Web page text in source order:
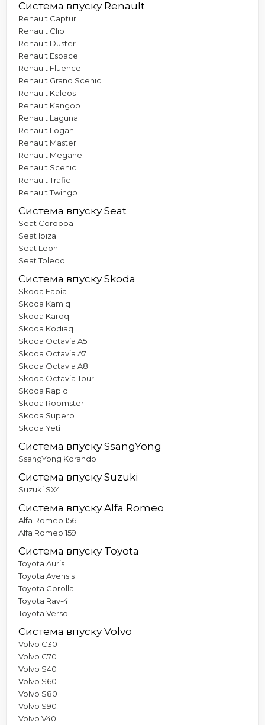
Система впуску Renault
Renault Captur
Renault Clio
Renault Duster
Renault Espace
Renault Fluence
Renault Grand Scenic
Renault Kaleos
Renault Kangoo
Renault Laguna
Renault Logan
Renault Master
Renault Megane
Renault Scenic
Renault Trafic
Renault Twingo
Система впуску Seat
Seat Cordoba
Seat Ibiza
Seat Leon
Seat Toledo
Система впуску Skoda
Skoda Fabia
Skoda Kamiq
Skoda Karoq
Skoda Kodiaq
Skoda Octavia A5
Skoda Octavia A7
Skoda Octavia A8
Skoda Octavia Tour
Skoda Rapid
Skoda Roomster
Skoda Superb
Skoda Yeti
Система впуску SsangYong
SsangYong Korando
Система впуску Suzuki
Suzuki SX4
Система впуску Alfa Romeo
Alfa Romeo 156
Alfa Romeo 159
Система впуску Toyota
Toyota Auris
Toyota Avensis
Toyota Corolla
Toyota Rav-4
Toyota Verso
Система впуску Volvo
Volvo C30
Volvo C70
Volvo S40
Volvo S60
Volvo S80
Volvo S90
Volvo V40